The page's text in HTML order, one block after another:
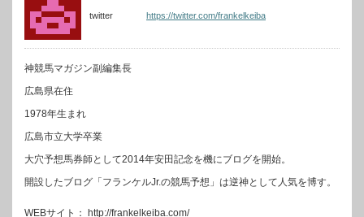
twitter https://twitter.com/frankelkeiba
神競馬マガジン副編集長
広島県在住
1978年生まれ
広島市立大学卒業
大穴予想馬券師として2014年安田記念を機にブログを開始。
開設したブログ「フランケルJr.の競馬予想」は逆神として人気を博す。
WEBサイト： http://frankelkeiba.com/